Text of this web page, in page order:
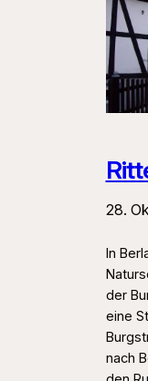
28.
In
der
eine
nach